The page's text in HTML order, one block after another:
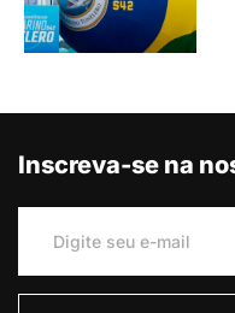
Inscreva-se na